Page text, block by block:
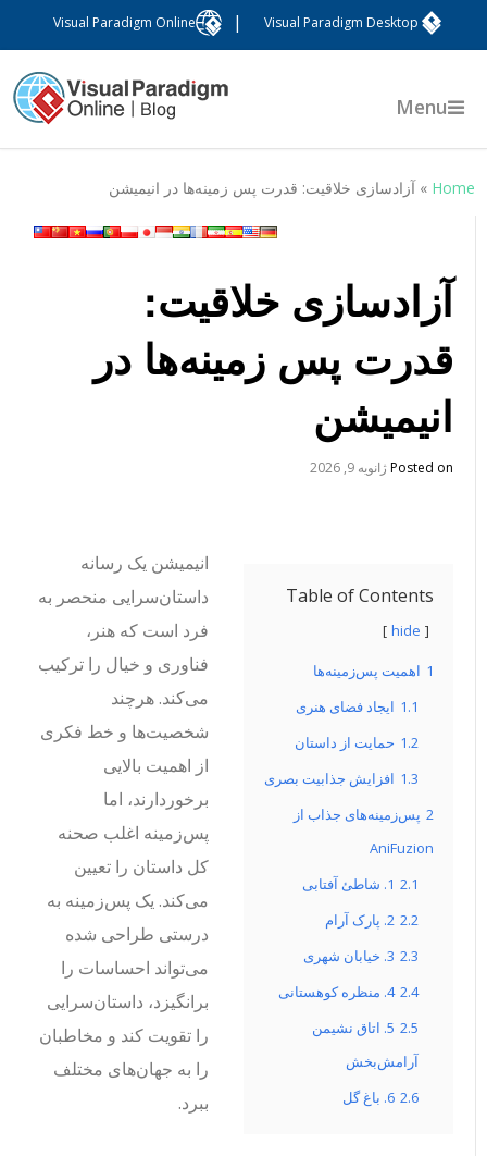
Visual Paradigm Desktop
Visual Paradigm Online
Menu
Home
» آزادسازی خلاقیت: قدرت پس زمینه‌ها در انیمیشن
آزادسازی خلاقیت:
قدرت پس زمینه‌ها در
انیمیشن
Posted onژانویه 9, 2026
Table of Contents
hide
اهمیت پس‌زمینه‌ها
1.1 ایجاد فضای هنری
1.2 حمایت از داستان
1.3 افزایش جذابیت بصری
پس‌زمینه‌های جذاب از
AniFuzion
2.1 1. شاطئ آفتابی
2.2 2. پارک آرام
2.3 3. خیابان شهری
2.4 4. منظره کوهستانی
2.5
5. اتاق نشیمن
آرامش‌بخش
2.6 6. باغ گل
انیمیشن یک رسانه
داستان‌سرایی منحصر به
فرد است که هنر،
فناوری و خیال را ترکیب
می‌کند. هرچند
شخصیت‌ها و خط فکری
از اهمیت بالایی
برخوردارند، اما
پس‌زمینه اغلب صحنه
کل داستان را تعیین
می‌کند. یک پس‌زمینه به
درستی طراحی شده
می‌تواند احساسات را
برانگیزد، داستان‌سرایی
را تقویت کند و مخاطبان
را به جهان‌های مختلف
ببرد.